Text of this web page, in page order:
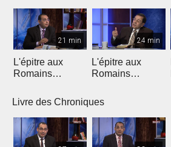
21 min
L'épitre aux
Romains
24 min
L'épitre aux
Romains
Livre des Chroniques